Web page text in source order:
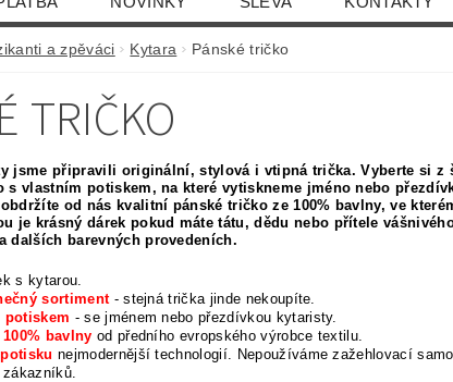
a zpěváci Kytara Pánské tričko
TRIČKO
jsme připravili originální, stylová i vtipná trička. Vyberte si
s vlastním potiskem, na které vytiskneme jméno nebo
od nás kvalitní pánské tričko ze 100% bavlny, ve
je krásný dárek pokud máte tátu, dědu nebo přítele
dalších barevných provedeních.
s kytarou.
sortiment - stejná trička jinde nekoupíte.
potiskem - se jménem nebo přezdívkou kytaristy.
bavlny od předního evropského výrobce textilu.
nejmodernější technologií. Nepoužíváme zažehlovací
zákazníků.